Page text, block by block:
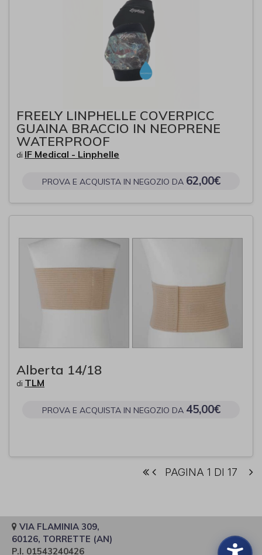
FREELY LINPHELLE COVERPICC
GUAINA BRACCIO IN NEOPRENE
WATERPROOF
di IF Medical - Linphelle
PROVA E ACQUISTA IN NEGOZIO DA 62,00€
Alberta 14/18
di TLM
PROVA E ACQUISTA IN NEGOZIO DA 45,00€
PAGINA 1 DI 17
VIA FLAMINIA 309,
60126, TORRETTE (AN)
P.I. 01543240426